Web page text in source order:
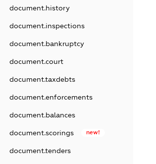
document.history
document.inspections
document.bankruptcy
document.court
document.taxdebts
document.enforcements
document.balances
document.scorings new!
document.tenders